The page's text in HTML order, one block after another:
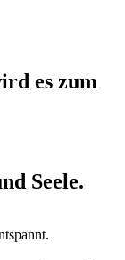
es zum
Seele.